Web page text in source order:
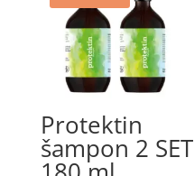
Protektin
šampon 2 SET